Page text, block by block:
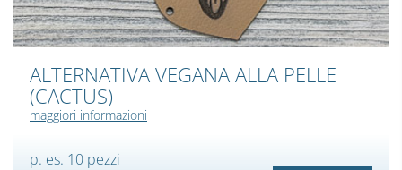
ALTERNATIVA VEGANA ALLA PELLE
(CACTUS)
maggiori informazioni
p. es. 10 pezzi